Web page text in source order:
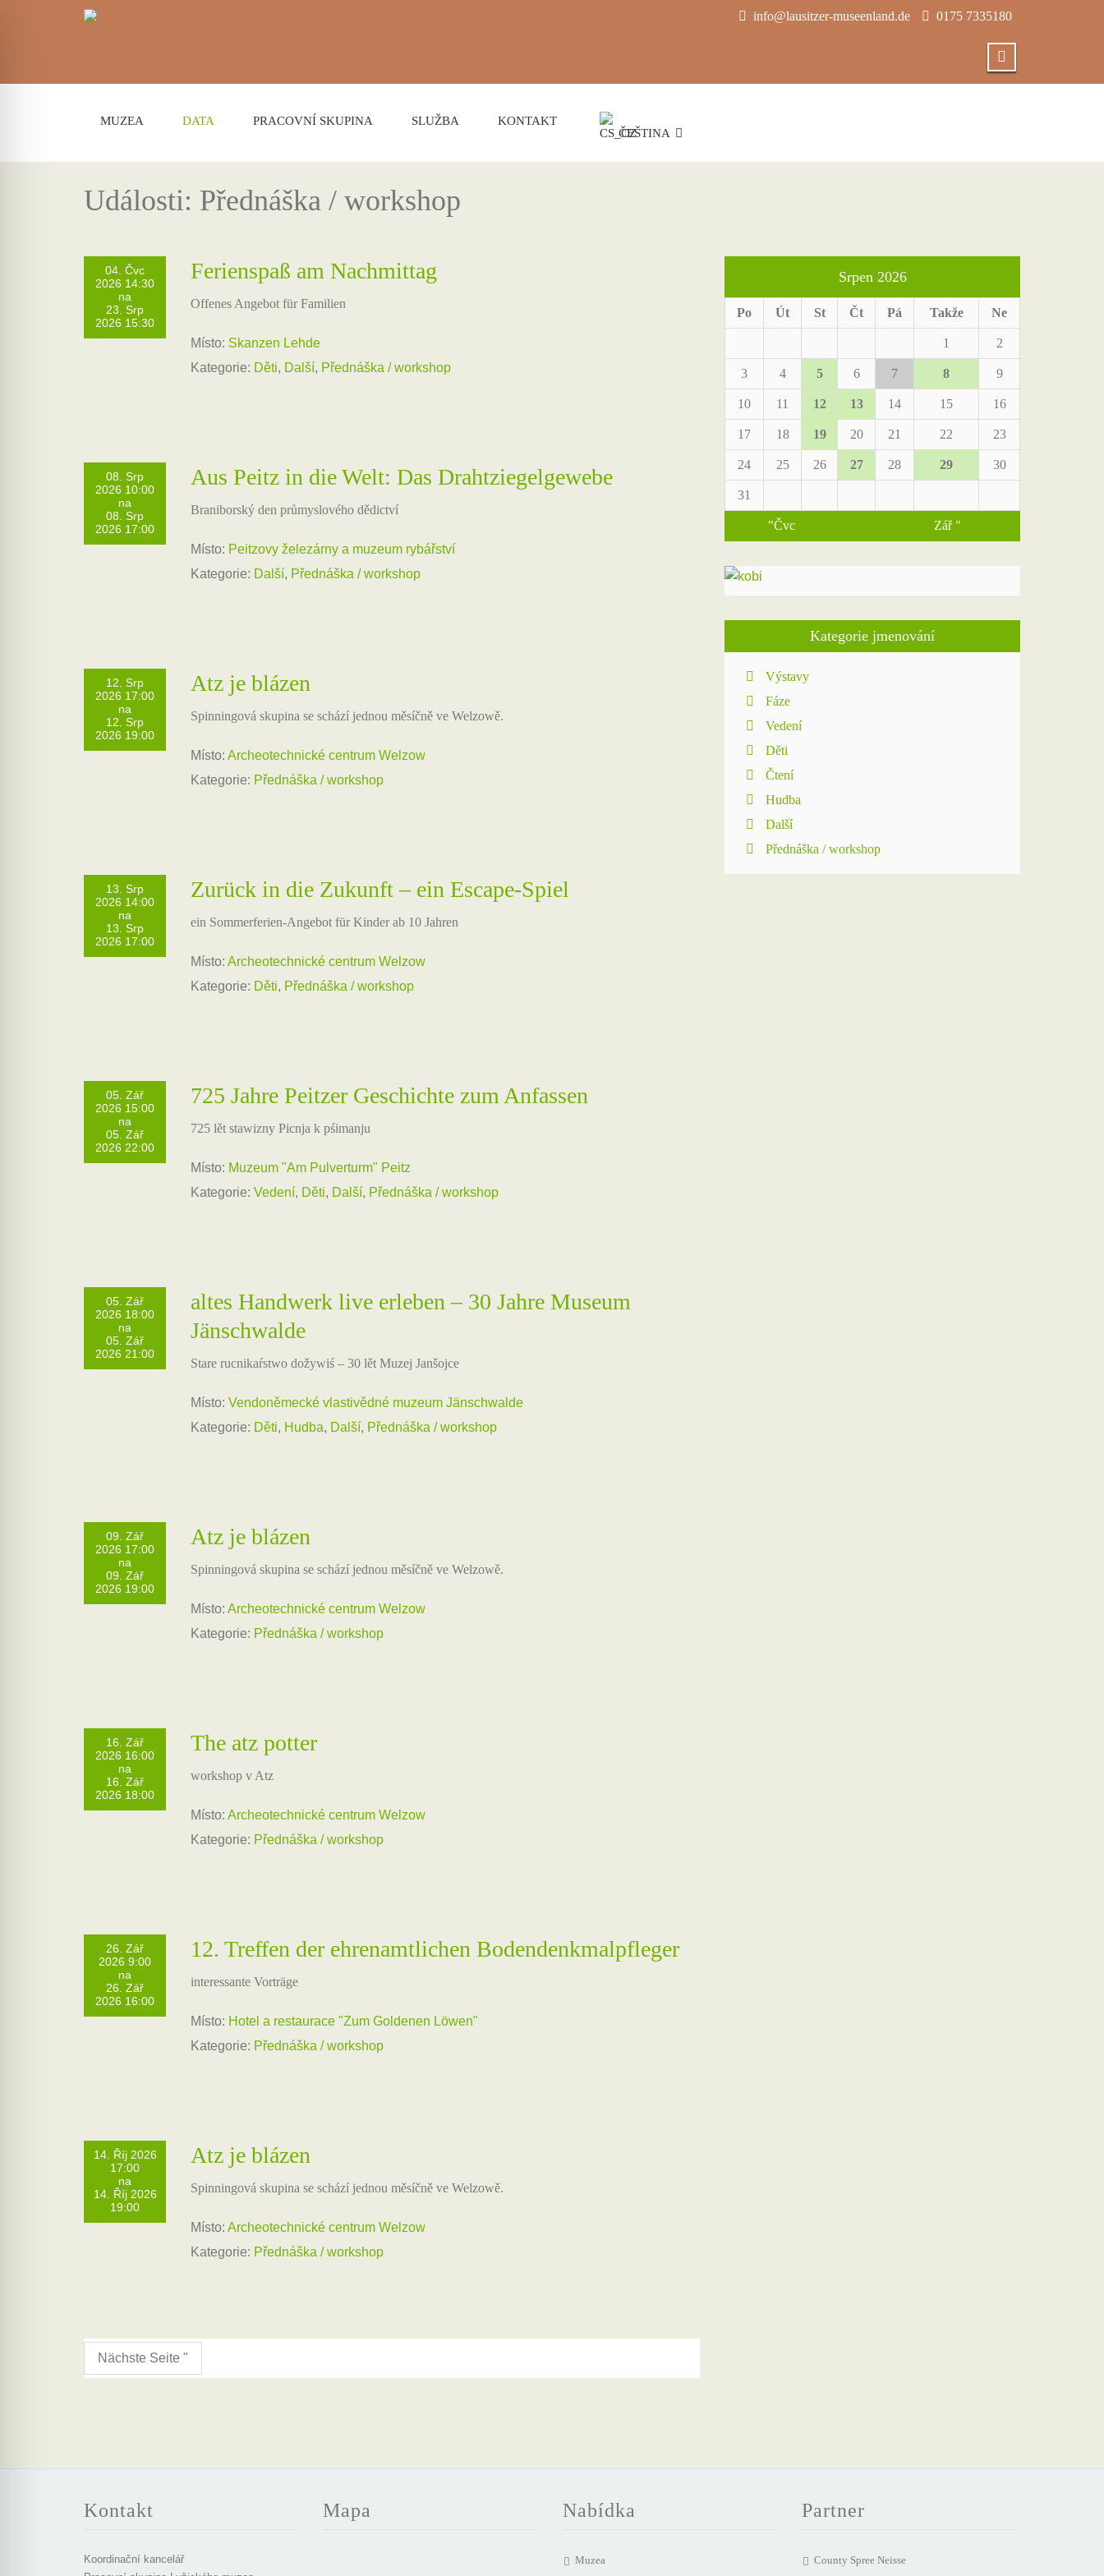
info@lausitzer-museenland.de 0175 7335180
MUZEA DATA PRACOVNÍ SKUPINA SLUŽBA
KONTAKT
ČEŠTINA
Události: Přednáška / workshop
04. Čvc
2026 14:30
na
23. Srp
2026 15:30
Ferienspaß am Nachmittag
Offenes Angebot für Familien
Místo: Skanzen Lehde
Kategorie: Děti, Další, Přednáška / workshop
08. Srp
2026 10:00
na
08. Srp
2026 17:00
Aus Peitz in die Welt: Das Drahtziegelgewebe
Braniborský den průmyslového dědictví
Místo: Peitzovy železárny a muzeum rybářství
Kategorie: Další, Přednáška / workshop
12. Srp
2026 17:00
na
12. Srp
2026 19:00
Atz je blázen
Spinningová skupina se schází jednou měsíčně ve Welzowě.
Místo: Archeotechnické centrum Welzow
Kategorie: Přednáška / workshop
13. Srp
2026 14:00
na
13. Srp
2026 17:00
Zurück in die Zukunft – ein Escape-Spiel
ein Sommerferien-Angebot für Kinder ab 10 Jahren
Místo: Archeotechnické centrum Welzow
Kategorie: Děti, Přednáška / workshop
05. Zář
2026 15:00
na
05. Zář
2026 22:00
725 Jahre Peitzer Geschichte zum Anfassen
725 lět stawizny Picnja k pśimanju
Místo: Muzeum "Am Pulverturm" Peitz
Kategorie: Vedení, Děti, Další, Přednáška / workshop
05. Zář
2026 18:00
na
05. Zář
2026 21:00
altes Handwerk live erleben – 30 Jahre Museum
Jänschwalde
Stare rucnikaŕstwo dožywiś – 30 lět Muzej Janšojce
Místo: Vendoněmecké vlastivědné muzeum Jänschwalde
Kategorie: Děti, Hudba, Další, Přednáška / workshop
09. Zář
2026 17:00
na
09. Zář
2026 19:00
Atz je blázen
Spinningová skupina se schází jednou měsíčně ve Welzowě.
Místo: Archeotechnické centrum Welzow
Kategorie: Přednáška / workshop
16. Zář
2026 16:00
na
16. Zář
2026 18:00
The atz potter
workshop v Atz
Místo: Archeotechnické centrum Welzow
Kategorie: Přednáška / workshop
26. Zář
2026 9:00
na
26. Zář
2026 16:00
12. Treffen der ehrenamtlichen Bodendenkmalpfleger
interessante Vorträge
Místo: Hotel a restaurace "Zum Goldenen Löwen"
Kategorie: Přednáška / workshop
14. Říj 2026
17:00
na
14. Říj 2026
19:00
Atz je blázen
Spinningová skupina se schází jednou měsíčně ve Welzowě.
Místo: Archeotechnické centrum Welzow
Kategorie: Přednáška / workshop
Nächste Seite "
Srpen 2026
Po Út St Čt Pá Takže Ne
1 2
3 4 5 6 7 8 9
10 11 12 13 14 15 16
17 18 19 20 21 22 23
24 25 26 27 28 29 30
31
"Čvc Zář "
Kategorie jmenování
Výstavy
Fáze
Vedení
Děti
Čtení
Hudba
Další
Přednáška / workshop
Kontakt
Koordinační kancelář
Mapa Nabídka
Muzea
Partner
County Spree Neisse